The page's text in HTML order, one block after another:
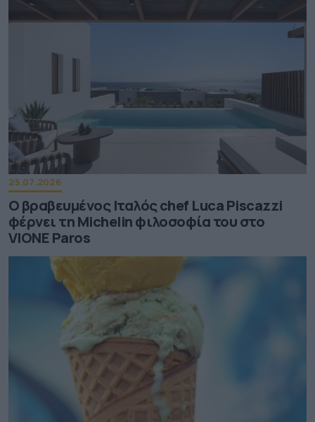
25.07.2026
Ο βραβευμένος Ιταλός chef Luca Piscazzi
φέρνει τη Michelin φιλοσοφία του στο
VIONE Paros